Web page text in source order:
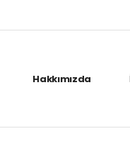
Hakkımızda